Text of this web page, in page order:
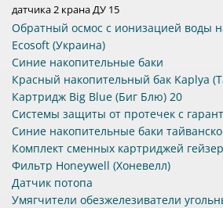
датчика 2 крана ДУ 15
Обратный осмос с ионизацией воды
Ecosoft (Украина)
Синие накопительные баки
Красный накопительный бак Kaplya
Картридж Big Blue (Биг Блю) 20
Системы защиты от протечек с
Синие накопительные баки
Комплект сменных картриджей гейзер
Фильтр Honeywell (Хоневелл)
Датчик потопа
Умягчители обезжелезиватели